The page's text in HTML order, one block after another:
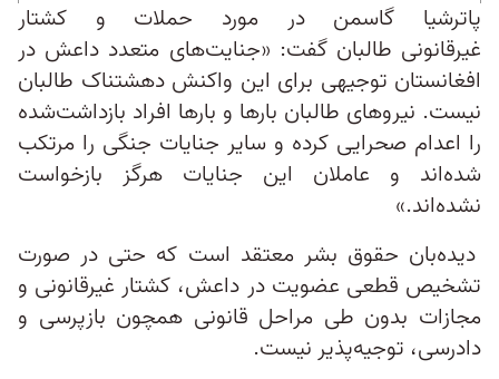
پاترشیا گاسمن در مورد حملات و کشتار
غیرقانونی طالبان گفت: «جنایت‌های متعدد داعش در
افغانستان توجیهی برای این واکنش دهشتناک طالبان
نیست. نیروهای طالبان بارها و بارها افراد بازداشت‌شده
را اعدام صحرایی کرده‌ و سایر جنایات جنگی را مرتکب
شده‌اند و عاملان این جنایات هرگز بازخواست
نشده‌اند.»
دیده‌بان حقوق بشر معتقد است که حتی در صورت
تشخیص قطعی عضویت در داعش، کشتار غیرقانونی و
مجازات بدون طی مراحل قانونی همچون بازپرسی و
دادرسی، توجیه‌پذیر نیست.